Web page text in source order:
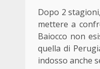
Dopo 2
mettere a
Baiocco non
quella di
indosso anche